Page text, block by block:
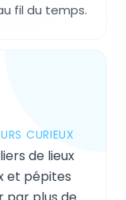
fil du temps.
CURIEUX
de lieux
et pépites